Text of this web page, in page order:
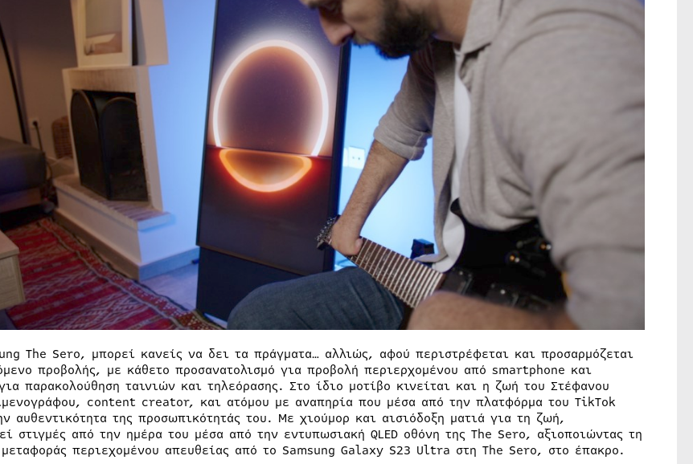
The Sero, μπορεί κανείς να δει τα πράγματα… αλλιώς, αφού περιστρέφεται και προσαρμόζεται
προβολής, με κάθετο προσανατολισμό για προβολή περιερχομένου από smartphone και
παρακολούθηση ταινιών και τηλεόρασης. Στο ίδιο μοτίβο κινείται και η ζωή του Στέφανου
content creator, και ατόμου με αναπηρία που μέσα από την πλατφόρμα του TikTok
αυθεντικότητα της προσωπικότητάς του. Με χιούμορ και αισιόδοξη ματιά για τη ζωή,
στιγμές από την ημέρα του μέσα από την εντυπωσιακή QLED οθόνη της The Sero, αξιοποιώντας τη
μεταφοράς περιεχομένου απευθείας από το Samsung Galaxy S23 Ultra στη The Sero, στο έπακρο.